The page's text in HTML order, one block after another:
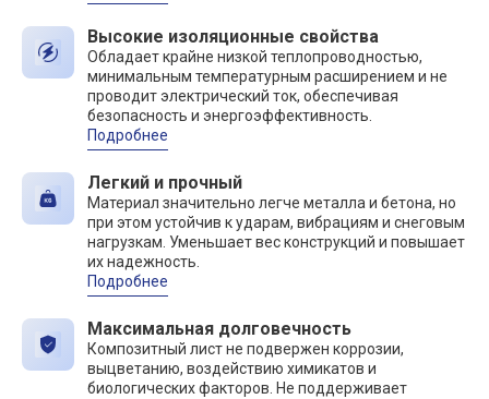
Высокие изоляционные свойства
Обладает крайне низкой теплопроводностью,
минимальным температурным расширением и не
проводит электрический ток, обеспечивая
безопасность и энергоэффективность.
Подробнее
Легкий и прочный
Материал значительно легче металла и бетона, но
при этом устойчив к ударам, вибрациям и снеговым
нагрузкам. Уменьшает вес конструкций и повышает
их надежность.
Подробнее
Максимальная долговечность
Композитный лист не подвержен коррозии,
выцветанию, воздействию химикатов и
биологических факторов. Не поддерживает